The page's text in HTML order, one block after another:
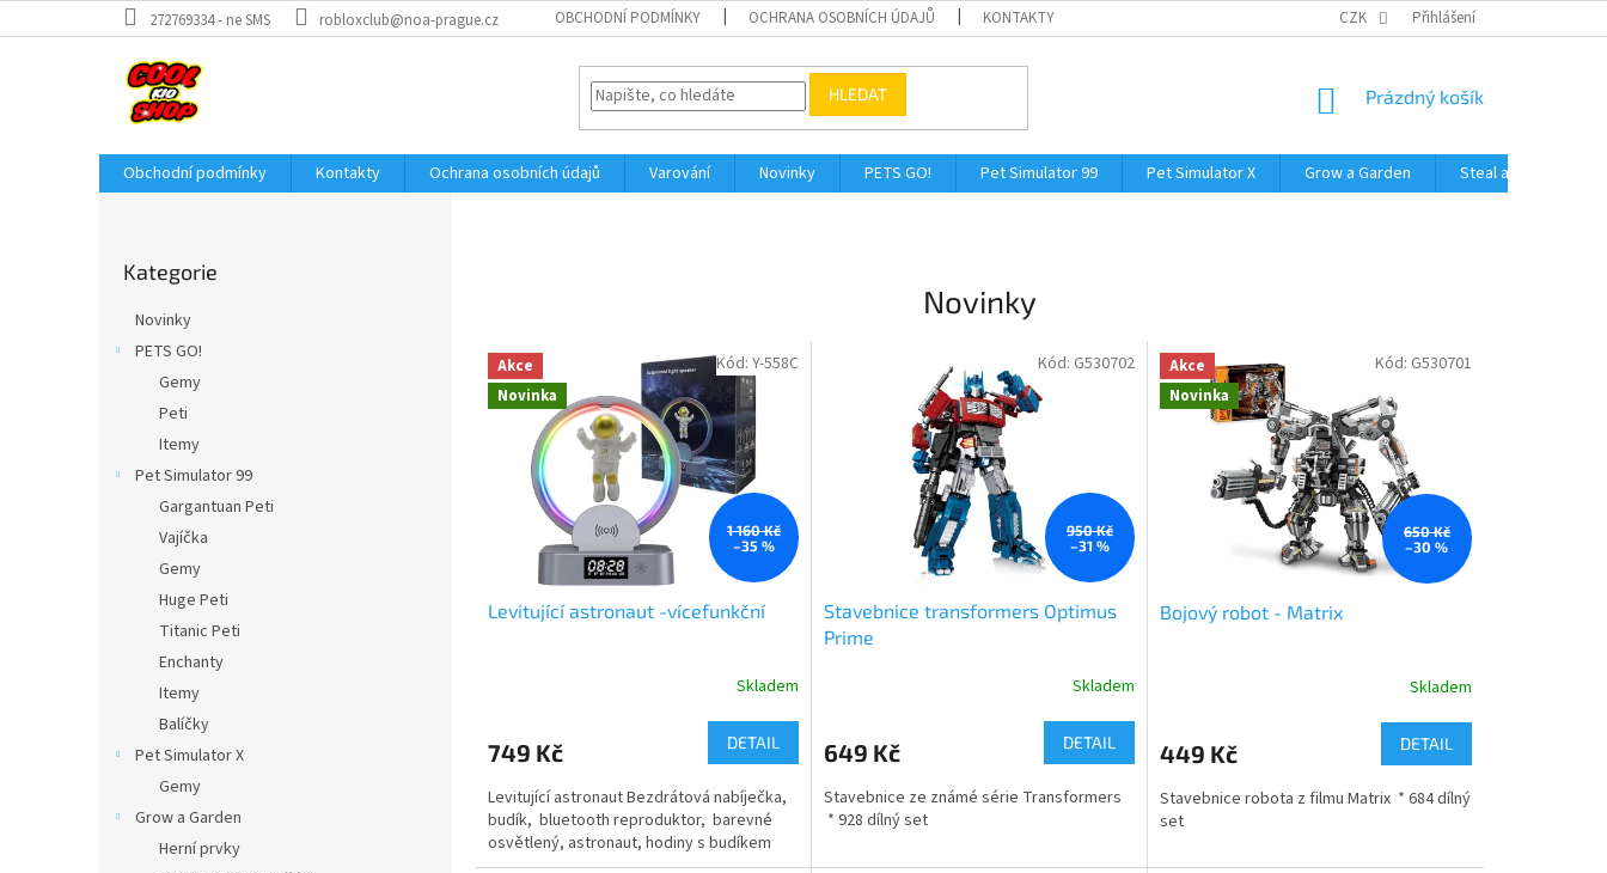
na
272769334 - ne SMS robloxclub@noa-prague.cz OBCHODNÍ PODMÍNKY OCHRANA OSOBNÍCH ÚDAJŮ KONTAKTY CZK Přihlášení
HLEDAT
NÁKUPNÍ
Prázdný košík
Obchodní podmínky Kontakty Ochrana osobních údajů Varování Novinky PETS GO! Pet Simulator 99 Pet Simulator X Grow a Garden Steal a Brainrot
kategorie
Kategorie
Novinky
PETS GO!
Gemy
Peti
Itemy
Pet Simulator 99
Gargantuan Peti
Vajíčka
Gemy
Huge Peti
Titanic Peti
Enchanty
Itemy
Balíčky
Pet Simulator X
Gemy
Grow a Garden
Herní prvky
Novinky
Akce
Novinka
1 160 Kč
–35 %
Levitující astronaut -vícefunkční
je
z
5
hvězdiček.
Skladem
749 Kč DETAIL
Levitující astronaut Bezdrátová nabíječka,
budík, bluetooth reproduktor, barevné
osvětlený, astronaut, hodiny s budíkem
Kód: Y-558C
950 Kč
–31 %
Stavebnice transformers Optimus
Prime
Skladem
649 Kč DETAIL
Stavebnice ze známé série Transformers
* 928 dílný set
Kód: G530702
Akce
Novinka
650 Kč
–30 %
Bojový robot - Matrix
Skladem
449 Kč DETAIL
Stavebnice robota z filmu Matrix * 684 dílný
set
Kód: G530701